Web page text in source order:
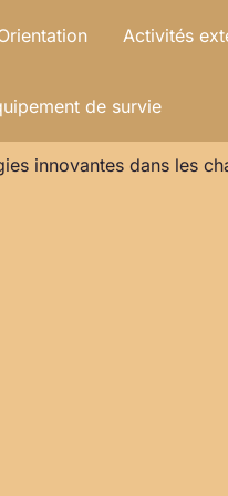
Activités
de survie
innovantes dans les